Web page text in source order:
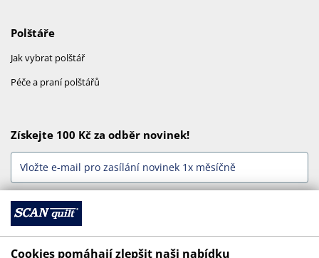
Polštáře
Jak vybrat polštář
Péče a praní polštářů
Získejte 100 Kč za odběr novinek!
Cookies pomáhají zlepšit naši nabídku